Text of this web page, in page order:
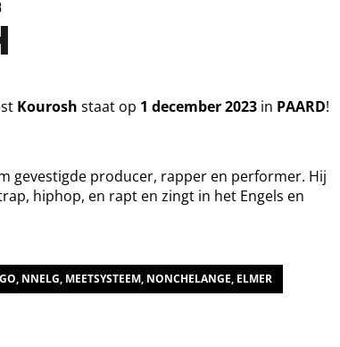
Kourosh staat op 1 december 2023 in PAARD!
gevestigde producer, rapper en performer. Hij
hiphop, en rapt en zingt in het Engels en
NNELG, MEETSYSTEEM, NONCHELANGE, ELMER